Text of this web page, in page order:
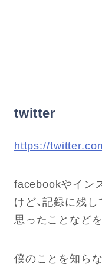
twitter
https://
facebookやイン
けど、記録に残
思ったことなど
僕のことを知ら